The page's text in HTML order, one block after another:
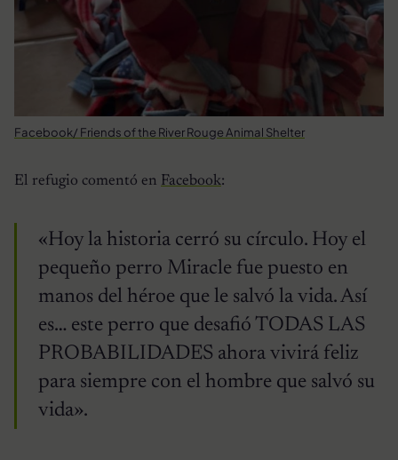
Facebook/ Friends of the River Rouge Animal Shelter
El refugio comentó en Facebook:
«Hoy la historia cerró su círculo. Hoy el
pequeño perro Miracle fue puesto en
manos del héroe que le salvó la vida. Así
es… este perro que desafió TODAS LAS
PROBABILIDADES ahora vivirá feliz
para siempre con el hombre que salvó su
vida».